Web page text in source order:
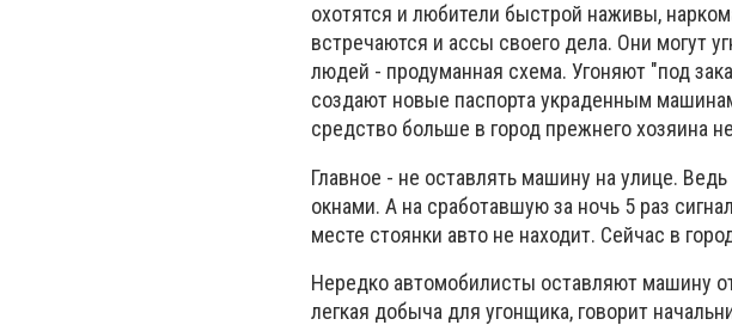
охотятся и любители быстрой наживы,
встречаются и ассы своего дела. Они могут
людей - продуманная схема. Угоняют "под
создают новые паспорта украденным
средство больше в город прежнего хозяина
Главное - не оставлять машину на улице.
окнами. А на сработавшую за ночь 5 раз
месте стоянки авто не находит. Сейчас в
Нередко автомобилисты оставляют машину
легкая добыча для угонщика, говорит